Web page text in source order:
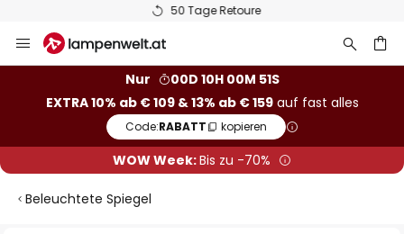
50 Tage Retoure
Inhalt
Nur
00D 10H 00M 51S
EXTRA 10% ab € 109 & 13% ab € 159auf fast alles
Code:RABATT kopieren
WOW Week:Bis zu -70%
Beleuchtete Spiegel